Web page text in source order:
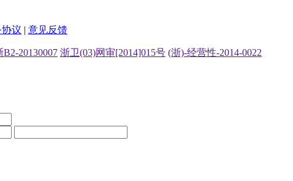
协议 | 意见反馈
B2-20130007 浙卫(03)网审[2014]015号 (浙)-经营性-2014-0022